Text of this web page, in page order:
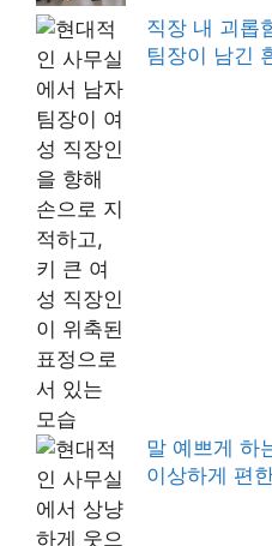
직장 내 괴롭
팀장이 남긴
말 예쁘게 하
이상하게 편